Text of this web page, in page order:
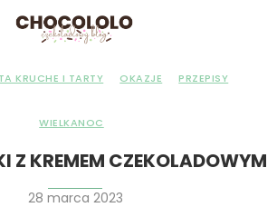
KRUCHE I TARTY OKAZJE PRZEPISY
WIELKANOC
Z KREMEM CZEKOLADOWYM
28 marca 2023